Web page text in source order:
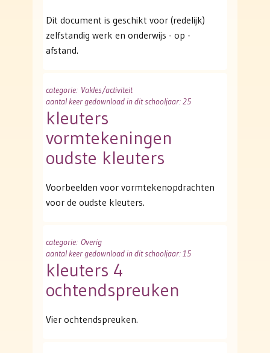
Dit document is geschikt voor (redelijk)
zelfstandig werk en onderwijs - op -
afstand.
categorie: Vakles/activiteit
aantal keer gedownload in dit schooljaar: 25
kleuters
vormtekeningen
oudste kleuters
Voorbeelden voor vormtekenopdrachten
voor de oudste kleuters.
categorie: Overig
aantal keer gedownload in dit schooljaar: 15
kleuters 4
ochtendspreuken
Vier ochtendspreuken.